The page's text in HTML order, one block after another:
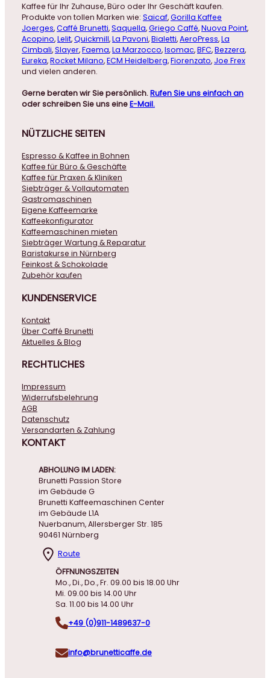
Kaffee für Ihr Zuhause, Büro oder Ihr Geschäft kaufen.
Produkte von tollen Marken wie: Saicaf,Gorilla Kaffee
Joerges,Caffé Brunetti,Saquella,Griego Caffé,Nuova Point,
Acopino,Lelit,Quickmill,La Pavoni,Bialetti,AeroPress,La
Cimbali,Slayer,Faema,La Marzocco,Isomac,BFC,Bezzera,
Eureka,Rocket Milano,ECM Heidelberg,Fiorenzato, Joe Frex
und vielen anderen.
Gerne beraten wir Sie persönlich.Rufen Sie uns einfach an
oder schreiben Sie uns eineE-Mail.
NÜTZLICHE SEITEN
Espresso & Kaffee in Bohnen
Kaffee für Büro & Geschäfte
Kaffee für Praxen & Kliniken
Siebträger & Vollautomaten
Gastromaschinen
Eigene Kaffeemarke
Kaffeekonfigurator
Kaffeemaschinen mieten
Siebträger Wartung & Reparatur
Baristakurse in Nürnberg
Feinkost & Schokolade
Zubehör kaufen
KUNDENSERVICE
Kontakt
Über Caffé Brunetti
Aktuelles & Blog
RECHTLICHES
Impressum
Widerrufsbelehrung
AGB
Datenschutz
Versandarten & Zahlung
KONTAKT
ABHOLUNG IM LADEN:
Brunetti Passion Store
im Gebäude G
Brunetti Kaffeemaschinen Center
im Gebäude L1A
Nuerbanum, Allersberger Str. 185
90461 Nürnberg
Route
ÖFFNUNGSZEITEN
Mo., Di., Do., Fr. 09.00 bis 18.00 Uhr
Mi. 09.00 bis 14.00 Uhr
Sa. 11.00 bis 14.00 Uhr
+49 (0)911-1489637-0
info@brunetticaffe.de